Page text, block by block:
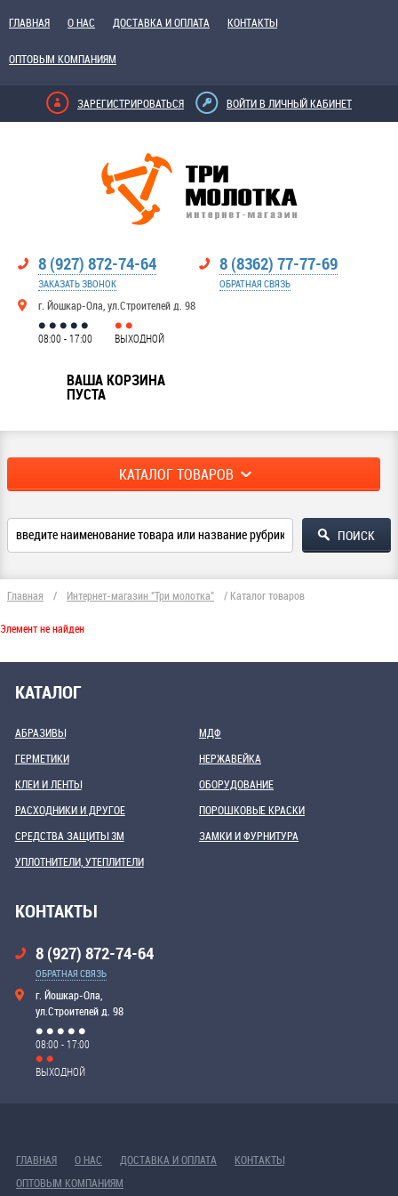
ГЛАВНАЯ О НАС ДОСТАВКА И ОПЛАТА КОНТАКТЫ
ОПТОВЫМ КОМПАНИЯМ
ЗАРЕГИСТРИРОВАТЬСЯ ВОЙТИ В ЛИЧНЫЙ КАБИНЕТ
8 (927) 872-74-64
ЗАКАЗАТЬ ЗВОНОК
г. Йошкар-Ола, ул.Строителей д. 98
8 (8362) 77-77-69
ОБРАТНАЯ СВЯЗЬ
08:00 - 17:00 ВЫХОДНОЙ
ВАША КОРЗИНА
ПУСТА
КАТАЛОГ ТОВАРОВ
Главная / Интернет-магазин "Три молотка" / Каталог товаров
Элемент не найден
КАТАЛОГ
АБРАЗИВЫ
ГЕРМЕТИКИ
КЛЕИ И ЛЕНТЫ
МДФ
НЕРЖАВЕЙКА
ОБОРУДОВАНИЕ
РАСХОДНИКИ И ДРУГОЕ
СРЕДСТВА ЗАЩИТЫ 3М
УПЛОТНИТЕЛИ, УТЕПЛИТЕЛИ
ПОРОШКОВЫЕ КРАСКИ
ЗАМКИ И ФУРНИТУРА
КОНТАКТЫ
8 (927) 872-74-64
ОБРАТНАЯ СВЯЗЬ
г. Йошкар-Ола,
ул.Строителей д. 98
08:00 - 17:00
ВЫХОДНОЙ
ГЛАВНАЯ О НАС ДОСТАВКА И ОПЛАТА
КОНТАКТЫ
ОПТОВЫМ КОМПАНИЯМ